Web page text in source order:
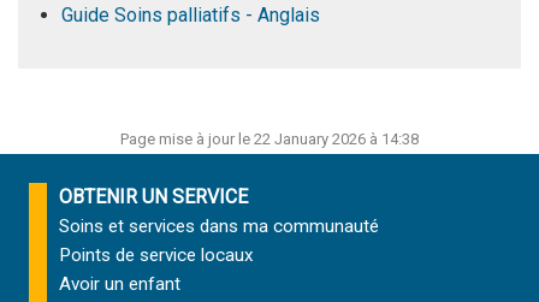
Guide Soins palliatifs - Anglais
Page mise à jour le 22 January 2026 à 14:38
OBTENIR UN SERVICE
Soins et services dans ma communauté
Points de service locaux
Avoir un enfant